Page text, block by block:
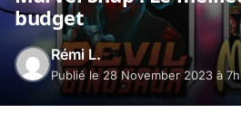
budget
Rémi L.
Publié le 28 November 2023 à